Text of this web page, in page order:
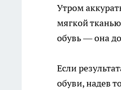
Утром
мягкой
обувь — она
Если
обуви, надев